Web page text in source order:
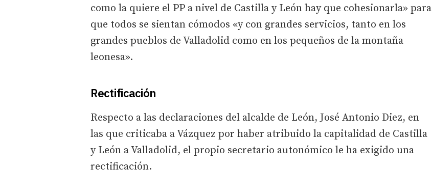
como la quiere el PP a nivel de Castilla y León hay que cohesionarla» para
que todos se sientan cómodos «y con grandes servicios, tanto en los
grandes pueblos de Valladolid como en los pequeños de la montaña
leonesa».
Rectificación
Respecto a las declaraciones del alcalde de León, José Antonio Diez, en
las que criticaba a Vázquez por haber atribuido la capitalidad de Castilla
y León a Valladolid, el propio secretario autonómico le ha exigido una
rectificación.